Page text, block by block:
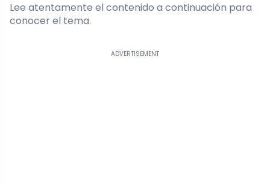
Lee atentamente el contenido a continuación para
conocer el tema.
ADVERTISEMENT